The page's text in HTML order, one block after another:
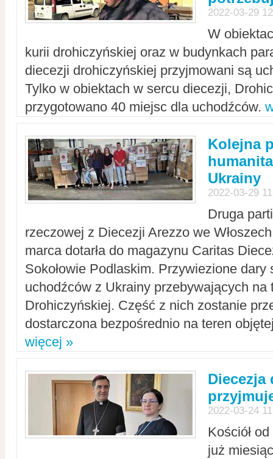
2022-03-29
W
kurii drohiczyńskiej oraz w budynkach
diecezji drohiczyńskiej przyjmowani są
Tylko w obiektach w sercu diecezji,
przygotowano 40 miejsc dla uchodźców.
Kolejna
Ukrainy
2022-03-29
Druga
rzeczowej z Diecezji Arezzo we
marca dotarła do magazynu Caritas
Sokołowie Podlaskim. Przywiezione dary
uchodźców z Ukrainy przebywających na
Drohiczyńskiej. Część z nich zostanie
dostarczona bezpośrednio na teren
więcej »
Diecezja
2022-03-24
Kościół
już